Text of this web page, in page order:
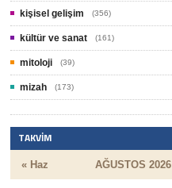
kişisel gelişim (356)
kültür ve sanat (161)
mitoloji (39)
mizah (173)
TAKVIM
AĞUSTOS 2026
« Haz